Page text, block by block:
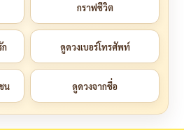
กราฟชีวิต
ก ดูดวงเบอร์โทรศัพท์
น ดูดวงจากชื่อ